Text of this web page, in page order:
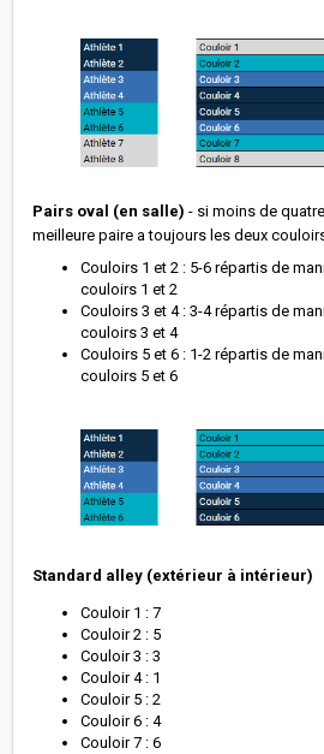
Pairs oval (en salle) - si moins de
meilleure paire a toujours les deux
Couloirs 1 et 2 : 5-6 répartis de
couloirs 1 et 2
Couloirs 3 et 4 : 3-4 répartis de
couloirs 3 et 4
Couloirs 5 et 6 : 1-2 répartis de
couloirs 5 et 6
Standard alley (extérieur à intérieur)
Couloir 1 : 7
Couloir 2 : 5
Couloir 3 : 3
Couloir 4 : 1
Couloir 5 : 2
Couloir 6 : 4
Couloir 7 : 6